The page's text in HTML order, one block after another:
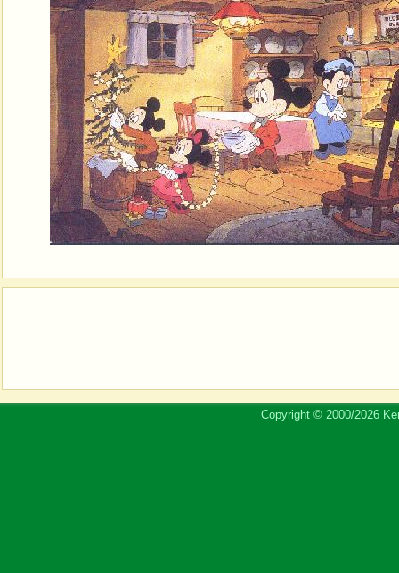
Copyright © 2000/2026